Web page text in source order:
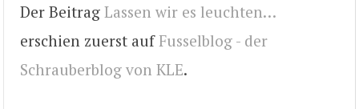
Der Beitrag Lassen wir es leuchten…
erschien zuerst auf Fusselblog - der
Schrauberblog von KLE.